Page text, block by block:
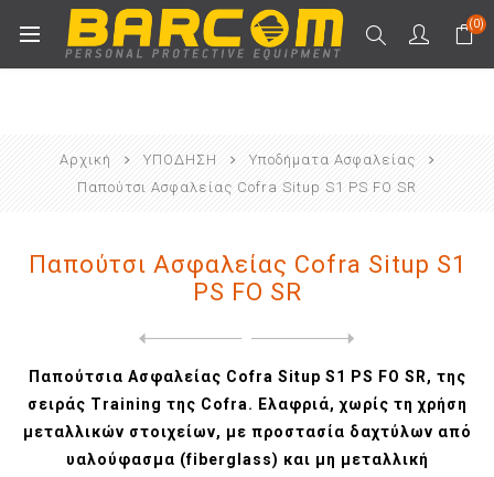
(0)
Αρχική ΥΠΟΔΗΣΗ
Υποδήματα Ασφαλείας
Παπούτσι Ασφαλείας Cofra Situp S1 PS FO SR
Παπούτσι Ασφαλείας Cofra Situp S1
PS FO SR
Παπούτσια Ασφαλείας Cofra Situp S1 PS FO SR, της
σειράς Training της Cofra. Ελαφριά, χωρίς τη χρήση
μεταλλικών στοιχείων, με προστασία δαχτύλων από
υαλούφασμα (fiberglass) και μη μεταλλική